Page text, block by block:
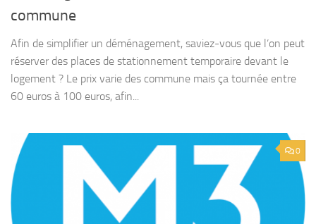
commune
Afin de simplifier un déménagement, saviez-vous que l’on peut
réserver des places de stationnement temporaire devant le
logement ? Le prix varie des commune mais ça tournée entre
60 euros à 100 euros, afin...
0